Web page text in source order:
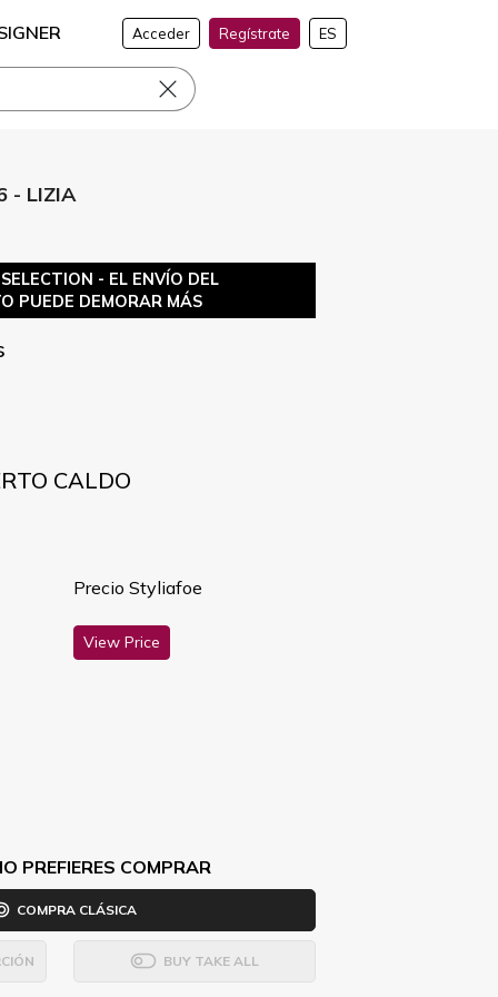
Acceder Regístrate ES
- LIZIA
- EL ENVÍO DEL
PUEDE DEMORAR MÁS
CALDO
Precio Styliafoe
View Price
PREFIERES COMPRAR
COMPRA CLÁSICA
BUY TAKE ALL